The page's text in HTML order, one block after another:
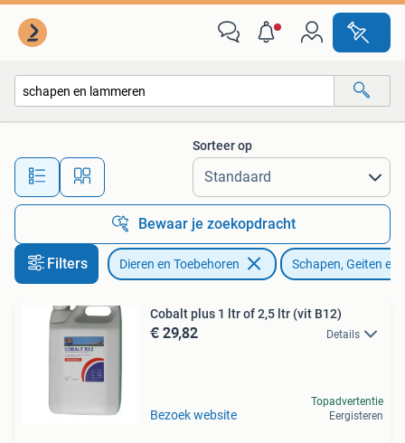
Alle afstanden…
Sorteer op
Bewaar je zoekopdracht
Filters Dieren en Toebehoren Schapen, Geiten en
Cobalt plus 1 ltr of 2,5 ltr (vit B12)
€ 29,82 Details
Bezoek website
Topadvertentie
Eergisteren